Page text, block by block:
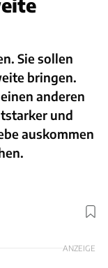
Sie sollen
bringen.
anderen
und
auskommen
Foto: LiearLabs
ANZEIGE